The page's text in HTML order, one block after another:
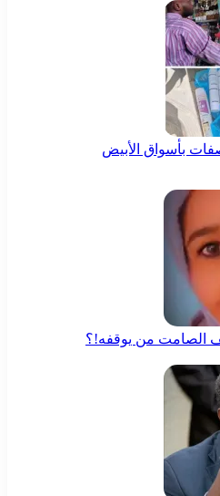
بأسواق الأبيض
الصامت من يوقفه!؟